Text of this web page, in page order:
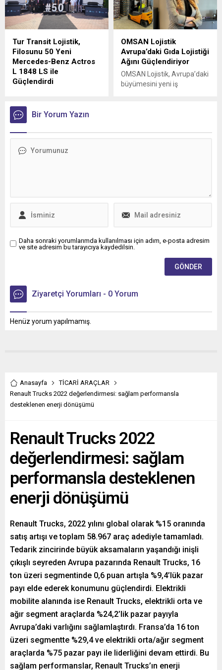
Tur Transit Lojistik,
Filosunu 50 Yeni
Mercedes-Benz Actros
L 1848 LS ile
Güçlendirdi
lojistik alanında faaliyet
gösteren Tur Transit
Lojistik’e 50 adet Mercedes-
teslimatı gerçekleştirdi.
OMSAN Lojistik
Avrupa’daki Gıda Lojistiği
Ağını Güçlendiriyor
OMSAN Lojistik, Avrupa’daki
büyümesini yeni iş
Bir Yorum Yazın
Daha sonraki yorumlarımda kullanılması için adım, e-posta adresim
ve site adresim bu tarayıcıya kaydedilsin.
Ziyaretçi Yorumları - 0 Yorum
Henüz yorum yapılmamış.
Anasayfa
TİCARİ ARAÇLAR
Renault Trucks 2022 değerlendirmesi: sağlam performansla
desteklenen enerji dönüşümü
Renault Trucks 2022
değerlendirmesi: sağlam
performansla desteklenen
enerji dönüşümü
Renault Trucks, 2022 yılını global olarak %15 oranında
satış artışı ve toplam 58.967 araç adediyle tamamladı.
Tedarik zincirinde büyük aksamaların yaşandığı inişli
çıkışlı seyreden Avrupa pazarında Renault Trucks, 16
ton üzeri segmentinde 0,6 puan artışla %9,4’lük pazar
payı elde ederek konumunu güçlendirdi. Elektrikli
mobilite alanında ise Renault Trucks, elektrikli orta ve
ağır segment araçlarda %24,2’lik pazar payıyla
Avrupa’daki varlığını sağlamlaştırdı. Fransa’da 16 ton
üzeri segmentte %29,4 ve elektrikli orta/ağır segment
araçlarda %75 pazar payı ile liderliğini devam ettirdi. Bu
sağlam performanslar, Renault Trucks’ın enerji